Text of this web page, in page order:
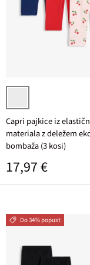
ognjeno rdeča +
Capri pajkice iz
materiala z deležem
bombaža (3 kosi)
Običajna cena
17,97 €
Do 34% popust